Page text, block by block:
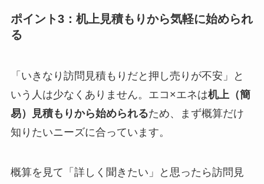
ポイント3：机上見積もりから気軽に始められ
る
「いきなり訪問見積もりだと押し売りが不安」と
いう人は少なくありません。エコ×エネは机上（簡
易）見積もりから始められるため、まず概算だけ
知りたいニーズに合っています。
概算を見て「詳しく聞きたい」と思ったら訪問見